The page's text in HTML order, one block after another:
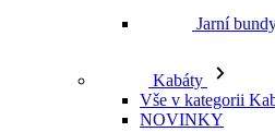
Jarní
Kabáty
Vše v kategorii
NOVINKY